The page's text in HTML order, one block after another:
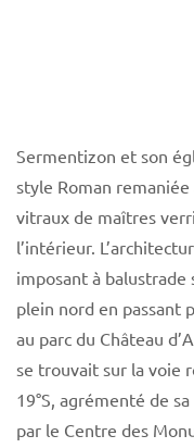
Sermentizon et son
style Roman
vitraux de maîtres
l’intérieur.
imposant à balustrade
plein nord en passant
au parc du Château
se trouvait sur la voie
19°S, agrémenté de
par le Centre des